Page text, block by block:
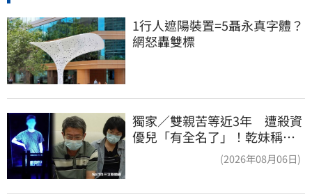
1行人遮陽裝置=5聶永真字體？
網怒轟雙標
獨家／雙親苦等近3年 遭殺資
優兒「有全名了」！乾妹稱賠
(2026年08月06日)